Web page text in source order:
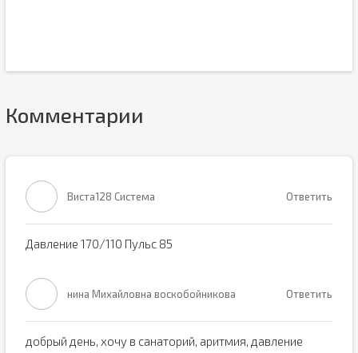
Комментарии
Виста128 Система Ответить
Давление 170/110 Пульс 85
нина Михайловна воскобойникова Ответить
добрый день, хочу в санаторий, аритмия, давление